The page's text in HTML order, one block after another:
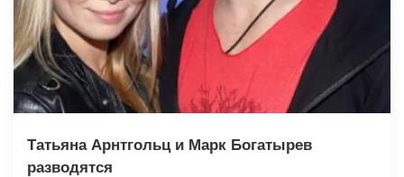
Татьяна Арнтгольц и Марк Богатырев
разводятся